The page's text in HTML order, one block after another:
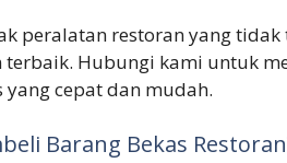
peralatan restoran yang
Hubungi kami untuk
cepat dan mudah.
Barang Bekas